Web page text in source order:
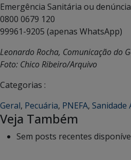
Emergência Sanitária ou
0800 0679 120
99961-9205 (apenas WhatsApp)
Leonardo Rocha, Comunicação do
Foto: Chico Ribeiro/Arquivo
Categorias :
Geral, Pecuária, PNEFA, Sanidade
Veja Também
Sem posts recentes